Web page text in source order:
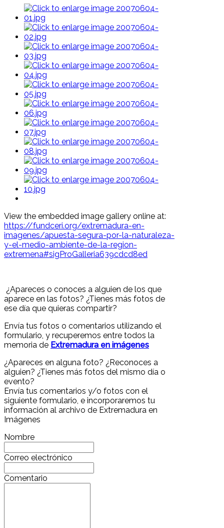
View the embedded image gallery online at:
https://fundceri.org/extremadura-en-
imagenes/apuesta-segura-por-la-naturaleza-
y-el-medio-ambiente-de-la-region-
extremena#sigProGalleria639cdcd8ed
¿Apareces o conoces a alguien de los que
aparece en las fotos? ¿Tienes más fotos de
ese día que quieras compartir?
Envía tus fotos o comentarios utilizando el
formulario, y recuperemos entre todos la
memoria de Extremadura en imágenes
¿Apareces en alguna foto? ¿Reconoces a
alguien? ¿Tienes más fotos del mismo día o
evento?
Envía tus comentarios y/o fotos con el
siguiente formulario, e incorporaremos tu
información al archivo de Extremadura en
Imágenes
Nombre
Correo electrónico
Comentario